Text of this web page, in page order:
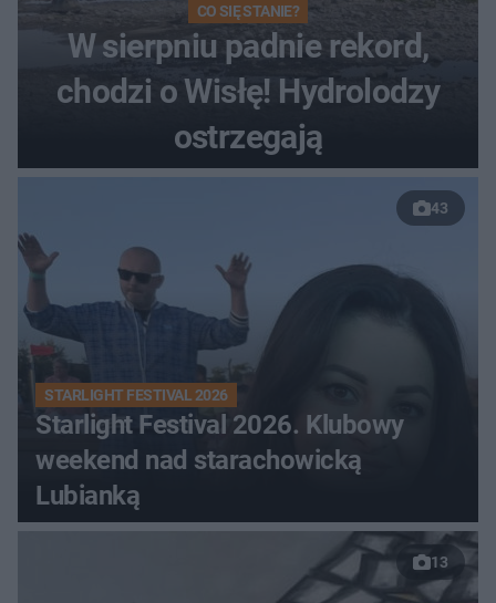
CO SIĘ STANIE?
W sierpniu padnie rekord,
chodzi o Wisłę! Hydrolodzy
ostrzegają
43
STARLIGHT FESTIVAL 2026
Starlight Festival 2026. Klubowy
weekend nad starachowicką
Lubianką
13